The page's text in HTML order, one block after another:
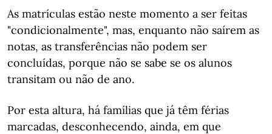
As matrículas estão neste momento a ser feitas
"condicionalmente", mas, enquanto não saírem as
notas, as transferências não podem ser
concluídas, porque não se sabe se os alunos
transitam ou não de ano.
Por esta altura, há famílias que já têm férias
marcadas, desconhecendo, ainda, em que